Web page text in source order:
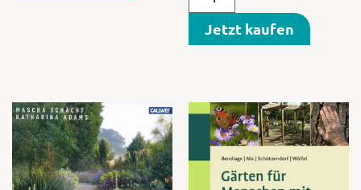
Jetzt kaufen